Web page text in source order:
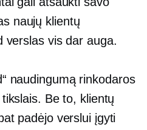
naujų klientų
verslas vis dar auga.
naudingumą rinkodaros
Be to, klientų
padėjo verslui įgyti